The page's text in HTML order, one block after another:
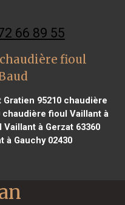
66 89 55
fioul
95210chaudière
chaudière fioul Vaillant à
à Gerzat 63360
Gauchy 02430